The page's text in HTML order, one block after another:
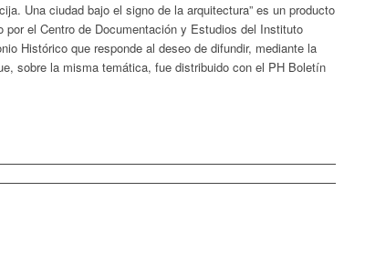
Una ciudad bajo el signo de la arquitectura” es un producto
por el Centro de Documentación y Estudios del Instituto
Histórico que responde al deseo de difundir, mediante la
sobre la misma temática, fue distribuido con el PH Boletín